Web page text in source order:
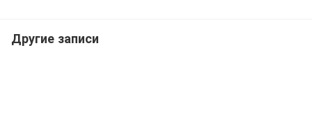
Другие записи